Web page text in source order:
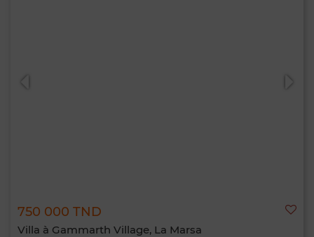
750 000 TND
Villa à Gammarth Village, La Marsa